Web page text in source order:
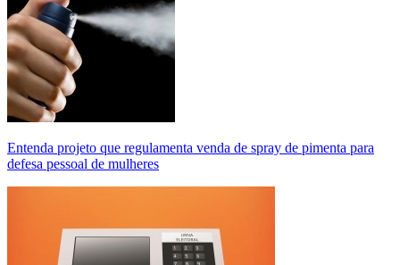
Entenda projeto que regulamenta venda de spray de pimenta para
defesa pessoal de mulheres